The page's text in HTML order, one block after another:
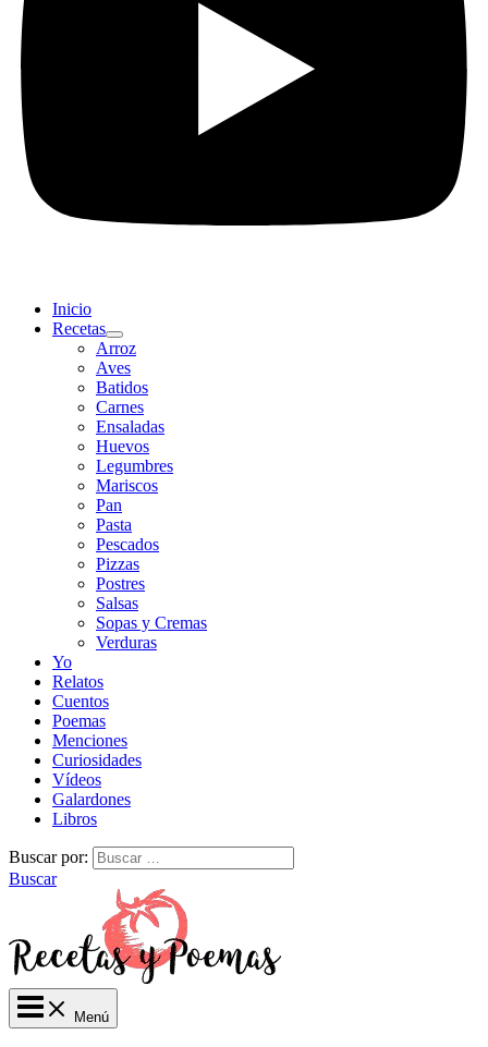
Inicio
Recetas
Arroz
Aves
Batidos
Carnes
Ensaladas
Huevos
Legumbres
Mariscos
Pan
Pasta
Pescados
Pizzas
Postres
Salsas
Sopas y Cremas
Verduras
Yo
Relatos
Cuentos
Poemas
Menciones
Curiosidades
Vídeos
Galardones
Libros
Buscar por:
Buscar
Menú